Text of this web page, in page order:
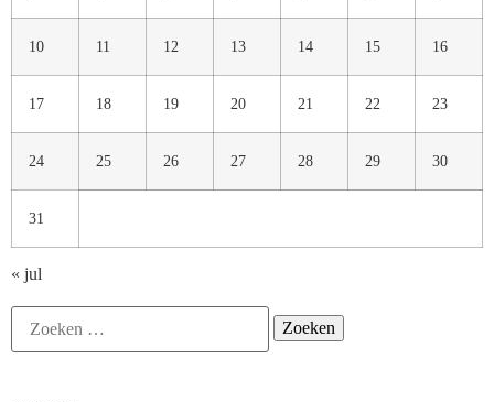
10 11 12 13 14 15 16
17 18 19 20 21 22 23
24 25 26 27 28 29 30
31
« jul